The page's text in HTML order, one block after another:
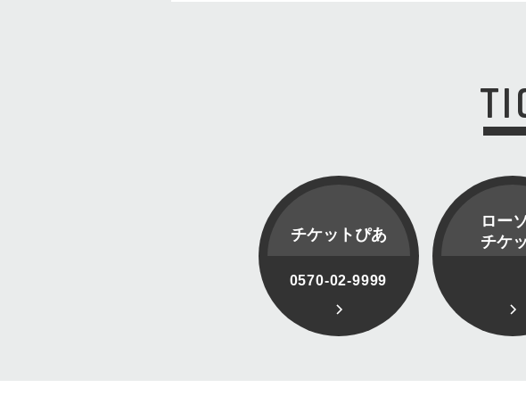
チケットぴあ
0570-02-9999
ロー
チケ